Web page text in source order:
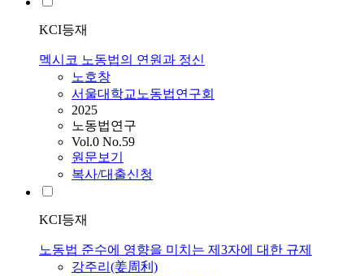
KCI등재
멕시코 노동법의 연원과 정신
노호창
서울대학교노동법연구회
2025
노동법연구
Vol.0 No.59
원문보기
복사/대출신청
KCI등재
노동법 준수에 영향을 미치는 제3자에 대한 규제
강주리(姜周利)